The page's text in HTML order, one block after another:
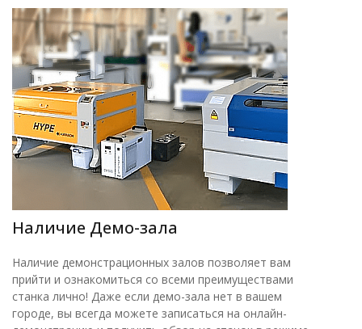
Наличие Демо-зала
Наличие демонстрационных залов позволяет вам
прийти и ознакомиться со всеми преимуществами
станка лично! Даже если демо-зала нет в вашем
городе, вы всегда можете записаться на онлайн-